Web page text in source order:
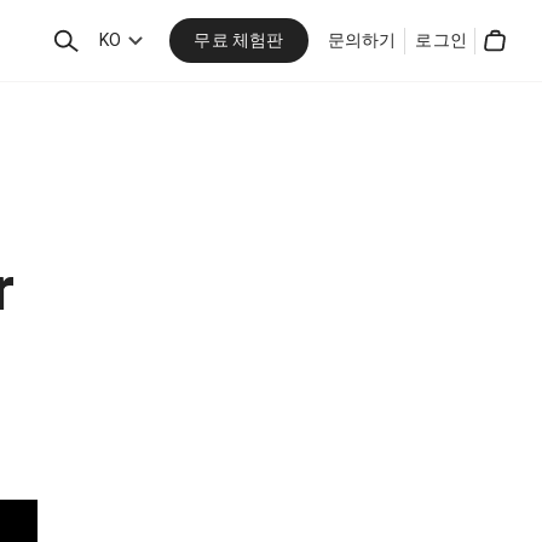
검
KO 무료 체험판 문의하기 로그인